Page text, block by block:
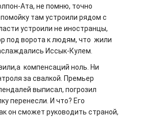
Ата, не помню, точно
там устроили рядом с
устроили не иностранцы,
под ворота к людям, что жили
Иссык-Кулем.
компенсаций ноль. Ни
за свалкой. Премьер
выписал, погрозил
перенесли. И что? Его
он сможет руководить страной,